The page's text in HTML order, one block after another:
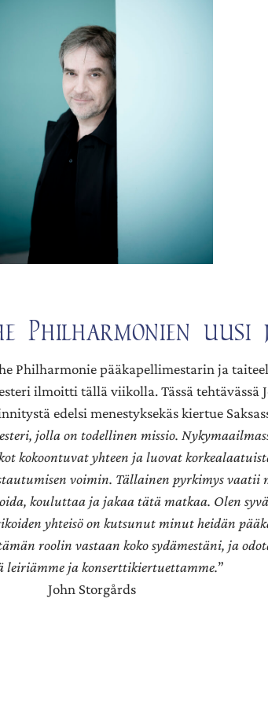
Philharmonien uusi
Philharmonie pääkapellimestarin ja
ilmoitti tällä viikolla. Tässä tehtävässä
edelsi menestyksekäs kiertue
jolla on todellinen missio.
kokoontuvat yhteen ja luovat
voimin. Tällainen pyrkimys vaatii
kouluttaa ja jakaa tätä matkaa. Olen
yhteisö on kutsunut minut heidän
roolin vastaan ​​koko sydämestäni, ja
leiriämme ja konserttikiertuettamme.”
John Storgårds